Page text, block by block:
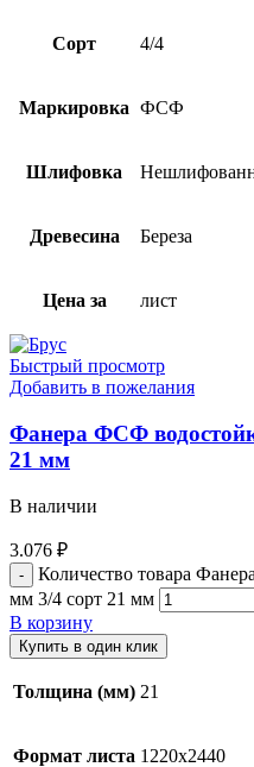
Сорт 4/4
Маркировка ФСФ
Шлифовка
Древесина Береза
Цена за лист
Быстрый просмотр
Добавить в пожелания
Фанера ФСФ
21 мм
В наличии
3.076 ₽
Количество товара
мм 3/4 сорт 21 мм
В корзину
Купить в один клик
Толщина (мм) 21
Формат листа 1220х2440